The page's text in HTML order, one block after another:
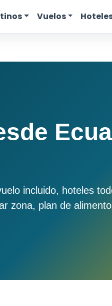
Vuelos
incluido, hoteles
zona, plan de